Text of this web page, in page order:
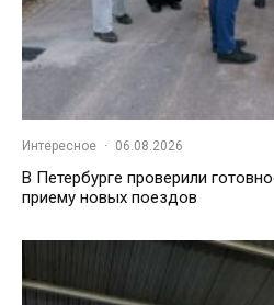
Интересное · 06.08.2026
В Петербурге проверили
приему новых поездов